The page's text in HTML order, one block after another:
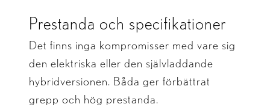
Prestanda och specifikationer
Det finns inga kompromisser med vare sig
den elektriska eller den självladdande
hybridversionen. Båda ger förbättrat
grepp och hög prestanda.